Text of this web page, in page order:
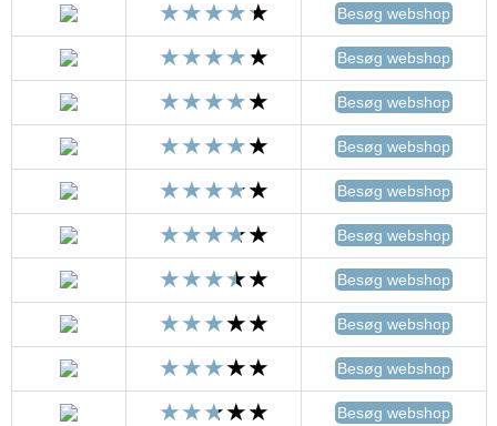
Besøg webshop
Besøg webshop
Besøg webshop
Besøg webshop
Besøg webshop
Besøg webshop
Besøg webshop
Besøg webshop
Besøg webshop
Besøg webshop